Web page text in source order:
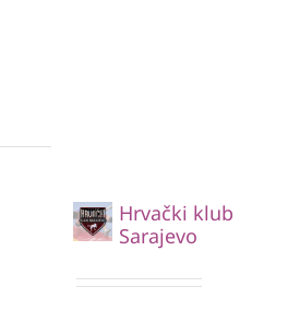
Hrvački klub
Sarajevo